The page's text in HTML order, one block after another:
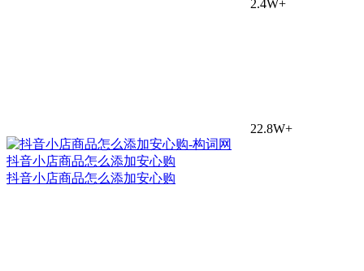
2.4W+
22.8W+
抖音小店商品怎么添加安心购
抖音小店商品怎么添加安心购